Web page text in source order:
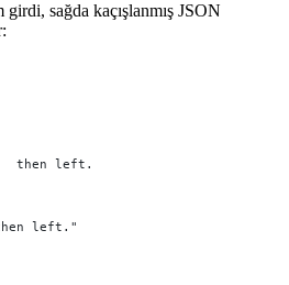
sağda kaçışlanmış JSON
She said "hello"	then left.
left."